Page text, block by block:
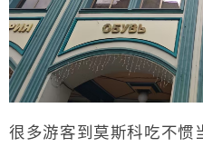
很多游客到莫斯科吃不惯